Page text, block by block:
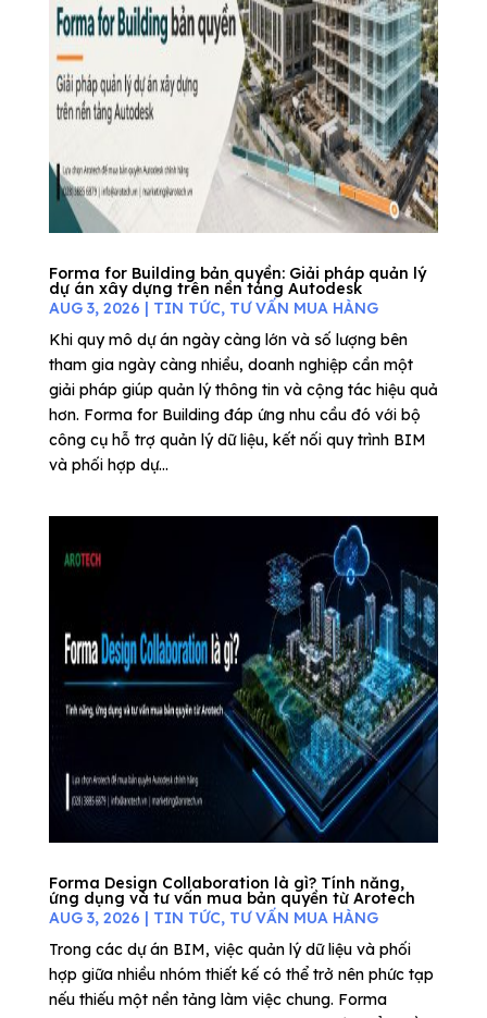
Forma for Building bản quyền: Giải pháp quản lý
dự án xây dựng trên nền tảng Autodesk
AUG 3, 2026 | TIN TỨC, TƯ VẤN MUA HÀNG
Khi quy mô dự án ngày càng lớn và số lượng bên
tham gia ngày càng nhiều, doanh nghiệp cần một
giải pháp giúp quản lý thông tin và cộng tác hiệu quả
hơn. Forma for Building đáp ứng nhu cầu đó với bộ
công cụ hỗ trợ quản lý dữ liệu, kết nối quy trình BIM
và phối hợp dự...
Forma Design Collaboration là gì? Tính năng,
ứng dụng và tư vấn mua bản quyền từ Arotech
AUG 3, 2026 | TIN TỨC, TƯ VẤN MUA HÀNG
Trong các dự án BIM, việc quản lý dữ liệu và phối
hợp giữa nhiều nhóm thiết kế có thể trở nên phức tạp
nếu thiếu một nền tảng làm việc chung. Forma